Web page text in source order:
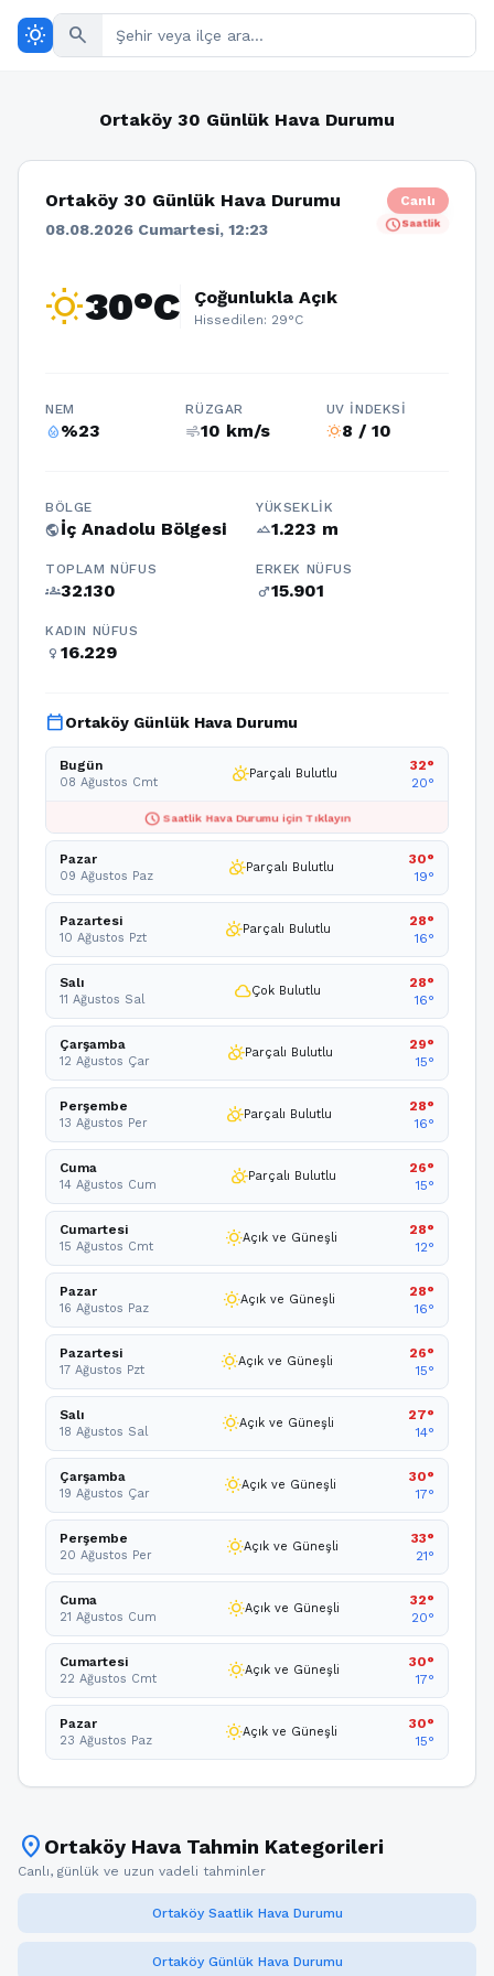
wb_sunny search
Ortaköy 30 Günlük Hava Durumu
Ortaköy 30 Günlük Hava Durumu
08.08.2026 Cumartesi, 12:23
Canlı
scheduleSaatlik
wb_sunny30°C Çoğunlukla Açık
Hissedilen: 29°C
NEM
humidity_percentage%23
RÜZGAR
air10 km/s
UV İNDEKSI
wb_sunny8 / 10
BÖLGE
publicİç Anadolu Bölgesi
YÜKSEKLIK
terrain1.223 m
TOPLAM NÜFUS
groups32.130
ERKEK NÜFUS
male15.901
KADIN NÜFUS
female 16.229
calendar_todayOrtaköy Günlük Hava Durumu
Bugün
08 Ağustos Cmt partly_cloudy_dayParçalı Bulutlu
32°
20°
schedule Saatlik Hava Durumu için Tıklayın
Pazar
09 Ağustos Paz partly_cloudy_dayParçalı Bulutlu
30°
19°
Pazartesi
10 Ağustos Pzt partly_cloudy_dayParçalı Bulutlu
28°
16°
Salı
11 Ağustos Sal cloudÇok Bulutlu
28°
16°
Çarşamba
12 Ağustos Çar partly_cloudy_dayParçalı Bulutlu
29°
15°
Perşembe
13 Ağustos Per partly_cloudy_dayParçalı Bulutlu
28°
16°
Cuma
14 Ağustos Cum partly_cloudy_dayParçalı Bulutlu
26°
15°
Cumartesi
15 Ağustos Cmt wb_sunnyAçık ve Güneşli
28°
12°
Pazar
16 Ağustos Paz wb_sunnyAçık ve Güneşli
28°
16°
Pazartesi
17 Ağustos Pzt wb_sunnyAçık ve Güneşli
26°
15°
Salı
18 Ağustos Sal wb_sunnyAçık ve Güneşli
27°
14°
Çarşamba
19 Ağustos Çar wb_sunnyAçık ve Güneşli
30°
17°
Perşembe
20 Ağustos Per wb_sunnyAçık ve Güneşli
33°
21°
Cuma
21 Ağustos Cum wb_sunnyAçık ve Güneşli
32°
20°
Cumartesi
22 Ağustos Cmt wb_sunnyAçık ve Güneşli
30°
17°
Pazar
23 Ağustos Paz wb_sunnyAçık ve Güneşli
30°
15°
location_on Ortaköy Hava Tahmin Kategorileri
Canlı, günlük ve uzun vadeli tahminler
Ortaköy Saatlik Hava Durumu
Ortaköy Günlük Hava Durumu